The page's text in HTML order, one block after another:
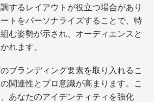
するレイアウトが役立つ場合があり
トをパーソナライズすることで、特
む姿勢が示され、オーディエンスと
れます。
ブランディング要素を取り入れるこ
関連性とプロ意識が高まります。こ
あなたのアイデンティティを強化